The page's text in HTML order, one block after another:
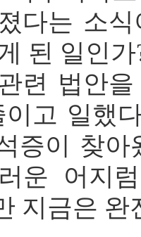
다는 소
된 일인가
련 법안
고 일했
증이 찾아
운 어지
지금은 완